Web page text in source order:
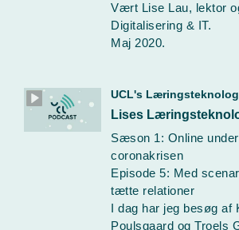
Vært Lise Lau, lektor
Digitalisering & IT.
Maj 2020.
UCL's
Lises
Sæson 1: Online
coronakrisen
Episode 5: Med
tætte relationer
I dag har jeg besøg af
Poulsgaard og Troels